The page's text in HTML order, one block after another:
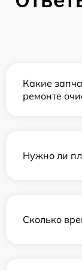
Какие
ремонте
Нужно ли
Сколько